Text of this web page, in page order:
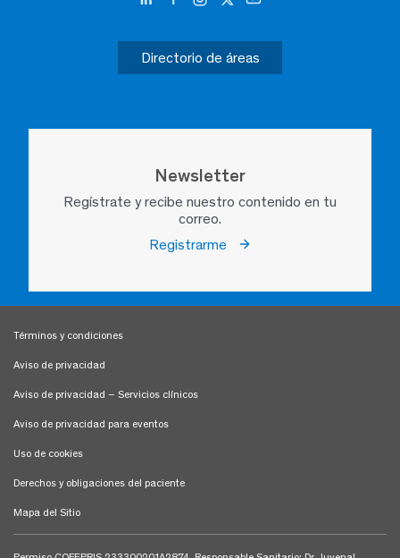
Directorio de áreas
Newsletter
Regístrate y recibe nuestro contenido en tu
correo.
Registrarme
Términos y condiciones
Aviso de privacidad
Aviso de privacidad – Servicios clínicos
Aviso de privacidad para eventos
Uso de cookies
Derechos y obligaciones del paciente
Mapa del Sitio